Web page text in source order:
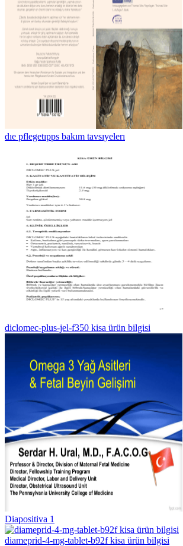
dıe pflegetıpps bakım tavsıyelerı
diclomec-plus-jel-f350 kisa ürün bilgisi
Diapositiva 1
diameprid-4-mg-tablet-b92f kisa ürün bilgisi